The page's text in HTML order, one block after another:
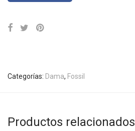
Categorías: Dama, Fossil
Productos relacionados